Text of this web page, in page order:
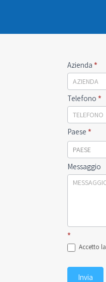
Emilia
Gru
Contact
Azienda*
Telefono*
Paese*
PAESE
Messaggio
*
Accetto la
Invia